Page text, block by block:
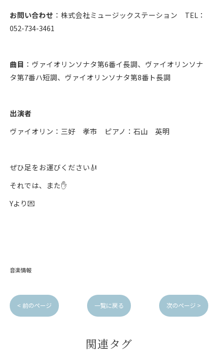
お問い合わせ ：株式会社ミュージックステーション TEL：
052-734-3461
曲目 ：ヴァイオリンソナタ第6番イ長調、ヴァイオリンソナ
タ第7番ハ短調、ヴァイオリンソナタ第8番ト長調
出演者
ヴァイオリン：三好 孝市 ピアノ：石山 英明
ぜひ足をお運びください🎻
それでは、また✋
Yより💌
音楽情報
< 前のページ 一覧に戻る 次のページ >
関連タグ